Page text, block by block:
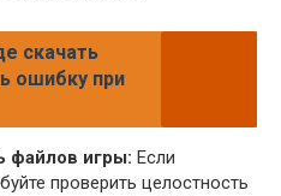
скачать
ошибку при
файлов игры: Если
проверить целостность